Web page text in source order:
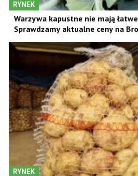
RYNEK
Warzywa kapustne nie mają
Sprawdzamy aktualne ceny na
RYNEK